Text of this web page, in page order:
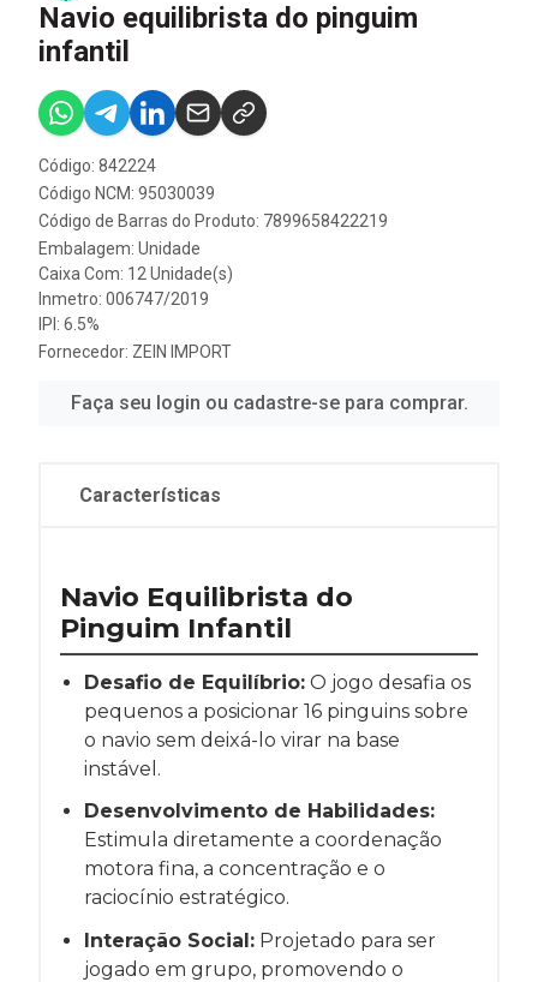
Navio equilibrista do pinguim
infantil
Código: 842224
Código NCM: 95030039
Código de Barras do Produto: 7899658422219
Embalagem: Unidade
Caixa Com: 12 Unidade(s)
Inmetro: 006747/2019
IPI: 6.5%
Fornecedor: ZEIN IMPORT
Faça seu login ou cadastre-se para comprar.
Características
Navio Equilibrista do
Pinguim Infantil
Desafio de Equilíbrio: O jogo desafia os
pequenos a posicionar 16 pinguins sobre
o navio sem deixá-lo virar na base
instável.
Desenvolvimento de Habilidades:
Estimula diretamente a coordenação
motora fina, a concentração e o
raciocínio estratégico.
Interação Social: Projetado para ser
jogado em grupo, promovendo o